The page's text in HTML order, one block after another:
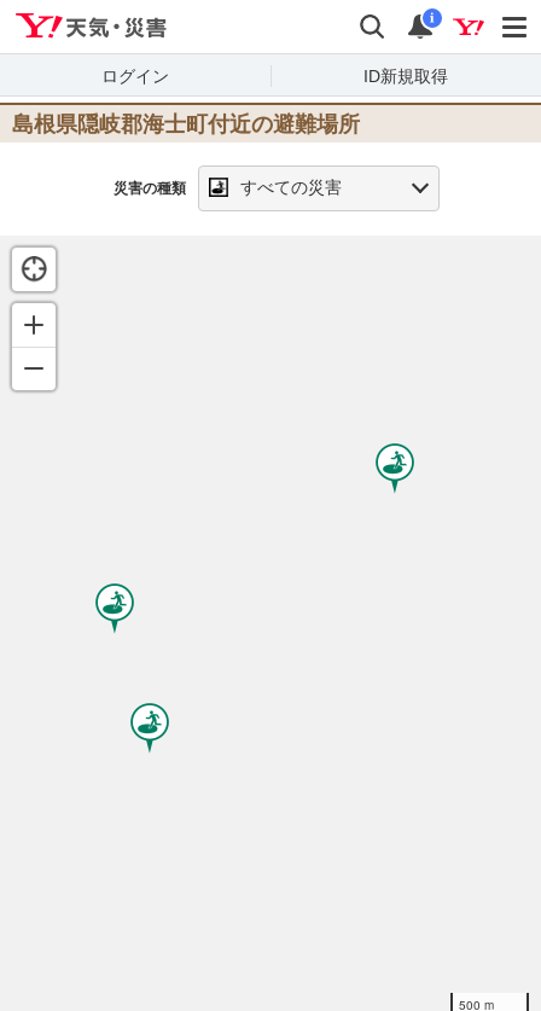
検索 通知
i
ログイン ID新規取得
島根県隠岐郡海士町 付近の避難場所
災害の種類 すべての災害
500 m